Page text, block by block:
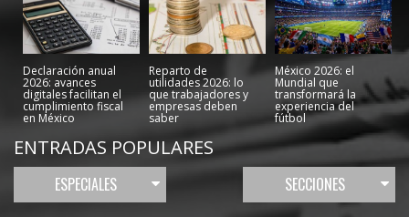
Declaración anual
2026: avances
digitales facilitan el
cumplimiento fiscal
en México
Reparto de
utilidades 2026: lo
que trabajadores y
empresas deben
saber
México 2026: el
Mundial que
transformará la
experiencia del
fútbol
ENTRADAS POPULARES
ESPECIALES SECCIONES